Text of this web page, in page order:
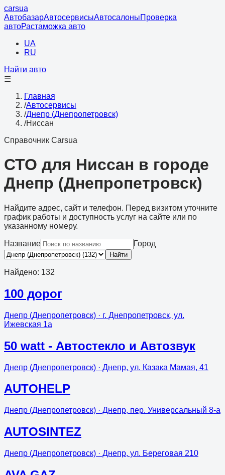
carsua
АвтобазарАвтосервисыАвтосалоныПроверка
автоРастаможка авто
UA
RU
Найти авто
☰
Главная
/Автосервисы
/Днепр (Днепропетровск)
/Ниссан
Справочник Carsua
СТО для Ниссан в городе
Днепр (Днепропетровск)
Найдите адрес, сайт и телефон. Перед визитом уточните
график работы и доступность услуг на сайте или по
указанному номеру.
Название Город
Найти
Найдено: 132
100 дорог
Днепр (Днепропетровск) · г. Днепропетровск, ул.
Ижевская 1а
50 watt - Автостекло и Автозвук
Днепр (Днепропетровск) · Днепр, ул. Казака Мамая, 41
AUTOHELP
Днепр (Днепропетровск) · Днепр, пер. Универсальный 8-а
AUTOSINTEZ
Днепр (Днепропетровск) · Днепр, ул. Береговая 210